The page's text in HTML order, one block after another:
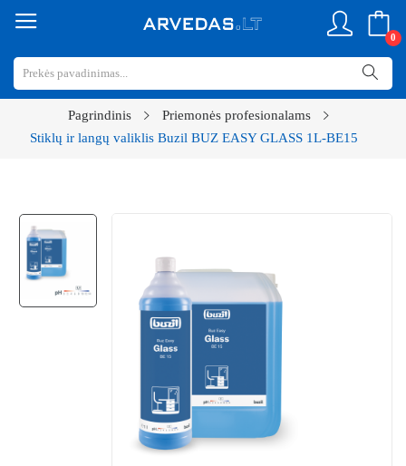
0
Pagrindinis
Priemonės profesionalams
Stiklų ir langų valiklis Buzil BUZ EASY GLASS 1L-BE15